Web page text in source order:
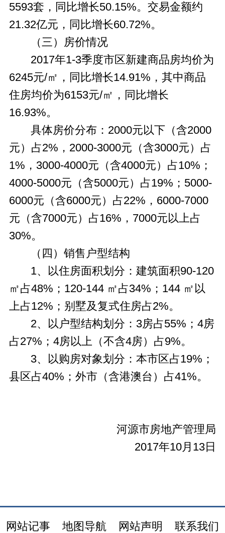
5593套，同比增长50.15%。交易金额约
21.32亿元，同比增长60.72%。
（三）房价情况
2017年1-3季度市区新建商品房均价为
6245元/㎡，同比增长14.91%，其中商品
住房均价为6153元/㎡，同比增长
16.93%。
具体房价分布：2000元以下（含2000
元）占2%，2000-3000元（含3000元）占
1%，3000-4000元（含4000元）占10%；
4000-5000元（含5000元）占19%；5000-
6000元（含6000元）占22%，6000-7000
元（含7000元）占16%，7000元以上占
30%。
（四）销售户型结构
1、以住房面积划分：建筑面积90-120
㎡占48%；120-144 ㎡占34%；144 ㎡以
上占12%；别墅及复式住房占2%。
2、以户型结构划分：3房占55%；4房
占27%；4房以上（不含4房）占9%。
3、以购房对象划分：本市区占19%；
县区占40%；外市（含港澳台）占41%。
河源市房地产管理局
2017年10月13日
网站记事 地图导航 网站声明 联系我们